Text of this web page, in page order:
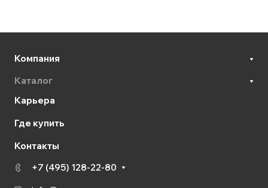
Компания
Каталог
Карьера
Где купить
Контакты
+7 (495) 128-22-80